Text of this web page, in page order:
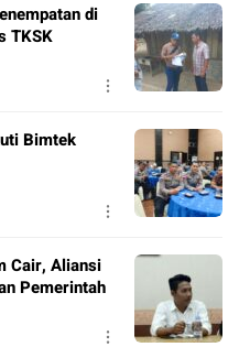
di
TKSK
Bimtek
Cair, Aliansi
Pemerintah